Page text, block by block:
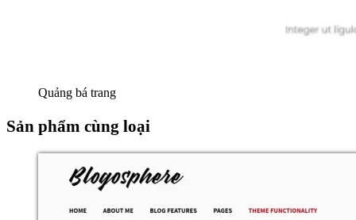
Quảng bá trang
Sản phẩm cùng loại